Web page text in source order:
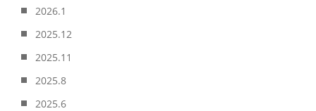
2026.1
2025.12
2025.11
2025.8
2025.6